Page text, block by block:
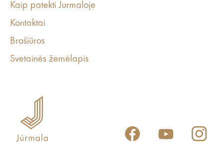
Kaip patekti Jurmaloje
Kontaktai
Brošiūros
Svetainės žemėlapis